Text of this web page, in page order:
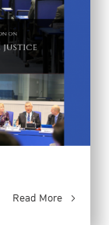
Read More